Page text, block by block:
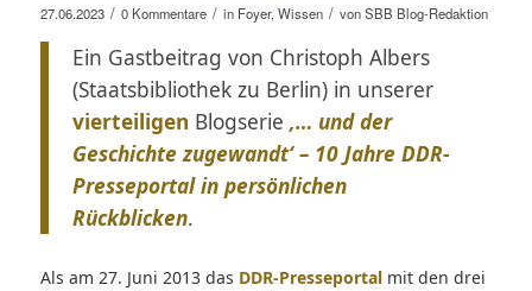
27.06.2023 / 0 Kommentare / in Foyer, Wissen / vonSBB Blog-Redaktion
Ein Gastbeitrag von Christoph Albers
(Staatsbibliothek zu Berlin) in unserer
vierteiligen Blogserie ‚… und der
Geschichte zugewandt‘ – 10 Jahre DDR-
Presseportal in persönlichen
Rückblicken.
Als am 27. Juni 2013 das DDR-Presseportalmit den drei